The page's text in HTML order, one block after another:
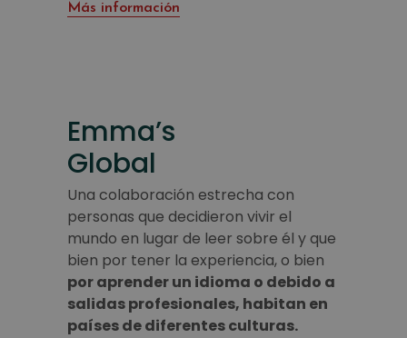
Más información
Emma’s
Global
Una colaboración estrecha con
personas que decidieron vivir el
mundo en lugar de leer sobre él y que
bien por tener la experiencia, o bien
por aprender un idioma o debido a
salidas profesionales, habitan en
países de diferentes culturas.